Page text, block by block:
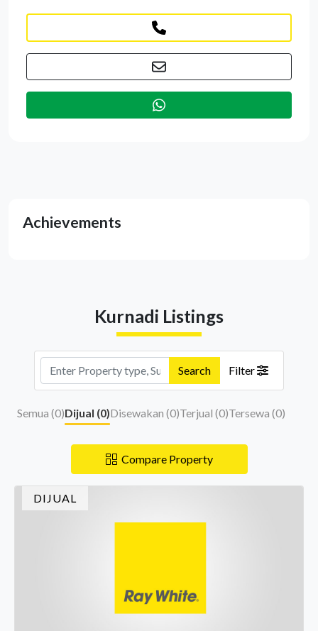
Achievements
Kurnadi Listings
Search Filter
Semua (0)Dijual (0)Disewakan (0)Terjual (0)Tersewa (0)
Compare Property
DIJUAL